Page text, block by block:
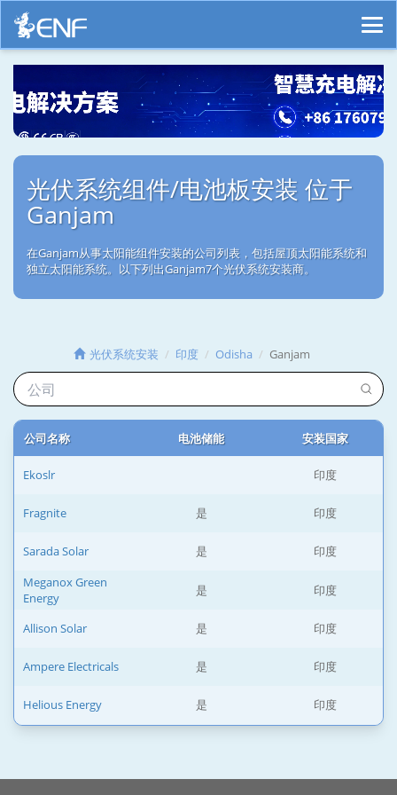
光伏系统组件/电池板安装 位于
Ganjam
在Ganjam从事太阳能组件安装的公司列表，包括屋顶太阳能系统和
独立太阳能系统。以下列出Ganjam7个光伏系统安装商。
光伏系统安装 印度 Odisha Ganjam
公司名称 电池储能 安装国家
Ekoslr 印度
Fragnite 是 印度
Sarada Solar 是
印度
Meganox Green
Energy
是 印度
Allison Solar 是 印度
Ampere Electricals 是 印度
Helious Energy 是 印度